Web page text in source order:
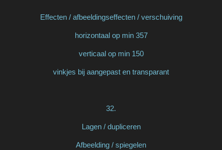
Effecten / afbeeldingseffecten / verschuiving
horizontaal op min 357
verticaal op min 150
vinkjes bij aangepast en transparant
32.
Lagen / dupliceren
Afbeelding / spiegelen